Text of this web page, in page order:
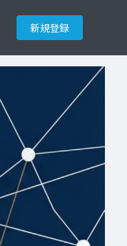
新規登録